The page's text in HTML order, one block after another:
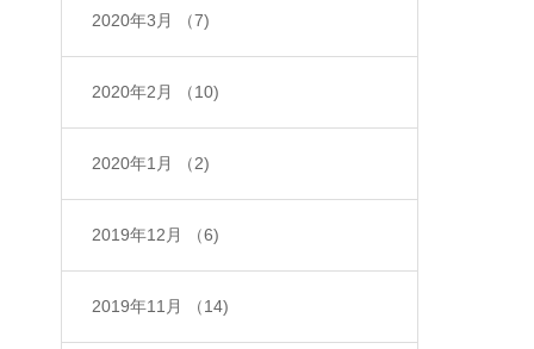
2020年3月 （7)
2020年2月 （10)
2020年1月 （2)
2019年12月 （6)
2019年11月 （14)